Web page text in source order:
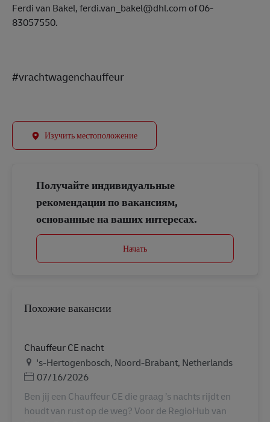
Ferdi van Bakel, ferdi.van_bakel@dhl.com of 06-
83057550.
#vrachtwagenchauffeur
Изучить местоположение
Получайте индивидуальные
рекомендации по вакансиям,
основанные на ваших интересах.
Начать
Похожие вакансии
Chauffeur CE nacht
Местоположение
's-Hertogenbosch, Noord-Brabant, Netherlands
Дата публикации
07/16/2026
Ben jij een Chauffeur CE die graag ’s nachts rijdt en
houdt van rust op de weg? Voor de RegioHub van